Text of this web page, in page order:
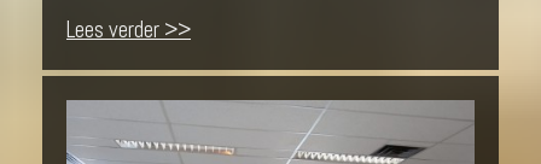
Lees verder >>